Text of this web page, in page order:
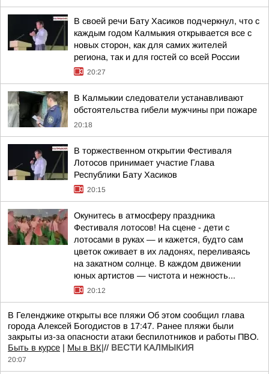
В своей речи Бату Хасиков подчеркнул, что с
каждым годом Калмыкия открывается все с
новых сторон, как для самих жителей
региона, так и для гостей со всей России
20:27
В Калмыкии следователи устанавливают
обстоятельства гибели мужчины при пожаре
20:18
В торжественном открытии Фестиваля
Лотосов принимает участие Глава
Республики Бату Хасиков
20:15
Окунитесь в атмосферу праздника
Фестиваля лотосов! На сцене - дети с
лотосами в руках — и кажется, будто сам
цветок оживает в их ладонях, переливаясь
на закатном солнце. В каждом движении
юных артистов — чистота и нежность...
20:12
В Геленджике открыты все пляжи Об этом сообщил глава
города Алексей Богодистов в 17:47. Ранее пляжи были
закрыты из-за опасности атаки беспилотников и работы ПВО.
Быть в курсе | Мы в ВК|// ВЕСТИ КАЛМЫКИЯ
20:07